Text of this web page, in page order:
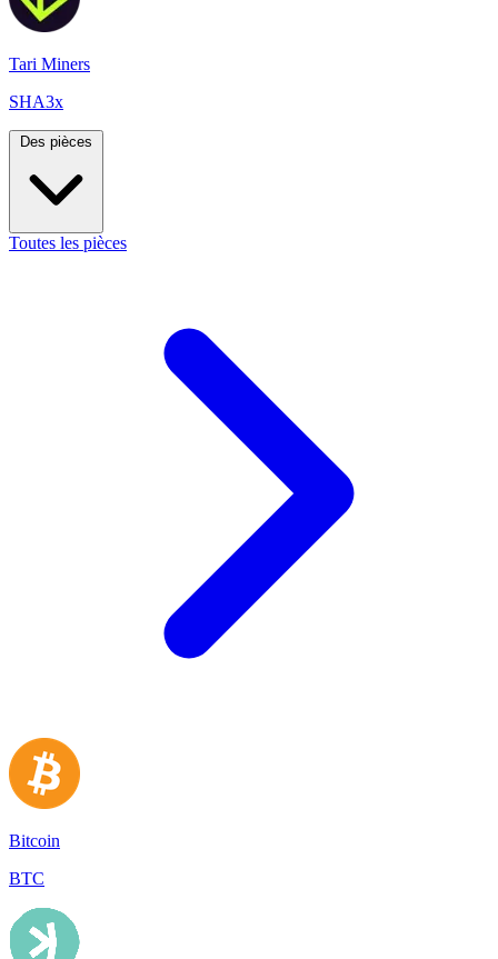
Tari Miners
SHA3x
Des pièces
Toutes les pièces
Bitcoin
BTC